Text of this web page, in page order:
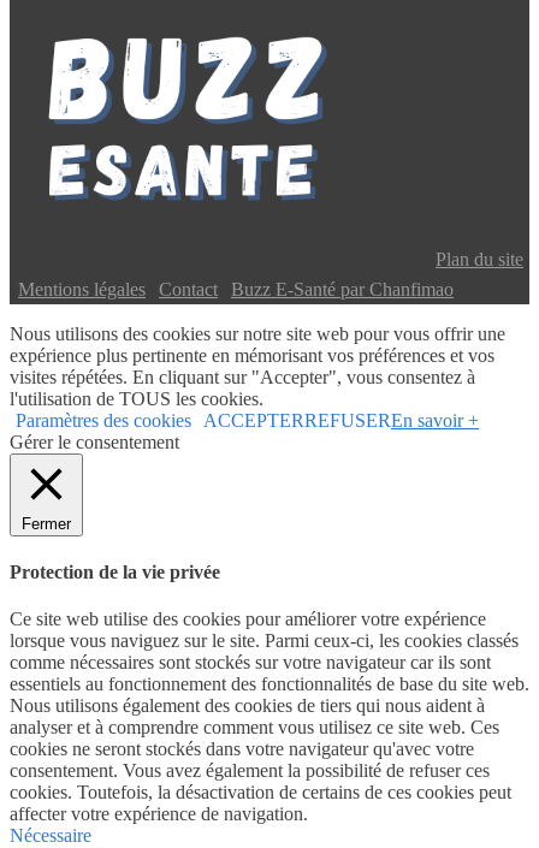
Plan du site
Mentions légales Contact Buzz E-Santé par Chanfimao
Nous utilisons des cookies sur notre site web pour vous offrir une
expérience plus pertinente en mémorisant vos préférences et vos
visites répétées. En cliquant sur "Accepter", vous consentez à
l'utilisation de TOUS les cookies.
Paramètres des cookies
ACCEPTERREFUSEREn savoir +
Gérer le consentement
Fermer
Protection de la vie privée
Ce site web utilise des cookies pour améliorer votre expérience
lorsque vous naviguez sur le site. Parmi ceux-ci, les cookies classés
comme nécessaires sont stockés sur votre navigateur car ils sont
essentiels au fonctionnement des fonctionnalités de base du site web.
Nous utilisons également des cookies de tiers qui nous aident à
analyser et à comprendre comment vous utilisez ce site web. Ces
cookies ne seront stockés dans votre navigateur qu'avec votre
consentement. Vous avez également la possibilité de refuser ces
cookies. Toutefois, la désactivation de certains de ces cookies peut
affecter votre expérience de navigation.
Nécessaire